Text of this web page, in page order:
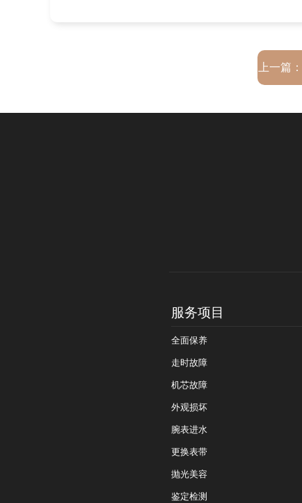
上一篇：
服务项目
全面保养
走时故障
机芯故障
外观损坏
腕表进水
更换表带
抛光美容
鉴定检测